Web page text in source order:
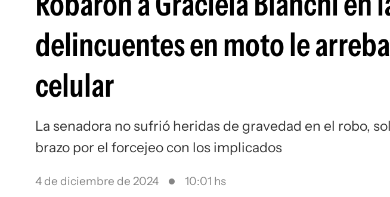
delincuentes en moto le
celular
La senadora no sufrió heridas de gravedad en el robo,
brazo por el forcejeo con los implicados
4 de diciembre de 2024 10:01 hs